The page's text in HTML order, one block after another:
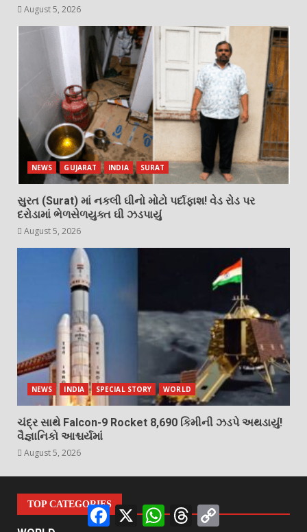
August 5, 2026
NEWS GUJARAT INDIA SURAT
સુરત (Surat) માં નકલી ઘીનો મોટો પર્દાફાશ! વેડ રોડ પર
દરોડામાં ભેળસેળયુક્ત ઘી ઝડપાયું
August 5, 2026
NEWS INDIA SPECIAL STORY WORLD
ચંદ્ર સાથે Falcon-9 Rocket 8,690 કિમીની ઝડપે અથડાયું!
વૈજ્ઞાનિકો આશ્ચર્યમાં
August 5, 2026
TOP CATEGORIESFacebook
X WhatsApp
Threads
Copy